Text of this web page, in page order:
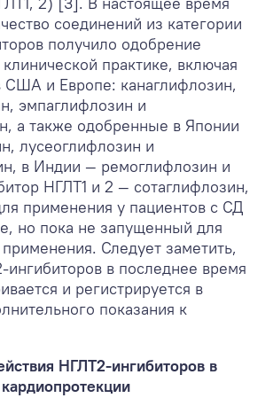
соединений из категории
получило одобрение
практике, включая
и Европе: канаглифлозин,
эмпаглифлозин и
а также одобренные в Японии
лусеоглифлозин и
в Индии — ремоглифлозин и
НГЛТ1 и 2 — сотаглифлозин,
применения у пациентов с СД
но пока не запущенный для
Следует заметить,
ингибиторов в последнее время
и регистрируется в
показания к
НГЛТ2-ингибиторов в